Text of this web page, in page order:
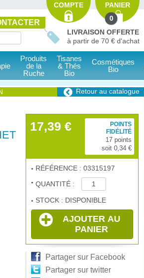
COMPTE
PANIER
0
LIVRAISON OFFERTE
à partir de 70 € d'achat
Produits
de la
Ruche
Tisanes
& Thés
Bio
Cosmétiques
Bio
Retour au catalogue
POINTS
FIDÉLITÉ
17 points
soit 0,34 €
17,39 €
RÉFÉRENCE : 03315197
QUANTITÉ :
STOCK : DISPONIBLE
AJOUTER AU
PANIER
Partager sur Facebook
Partager sur twitter